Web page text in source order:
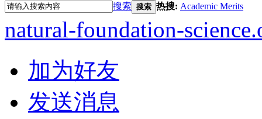
搜索 搜索 热搜: Academic Merits
natural-foundation-
加为好友
发送消息